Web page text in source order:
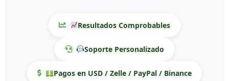
Resultados Comprobables
Soporte Personalizado
Pagos en USD / Zelle / PayPal / Binance